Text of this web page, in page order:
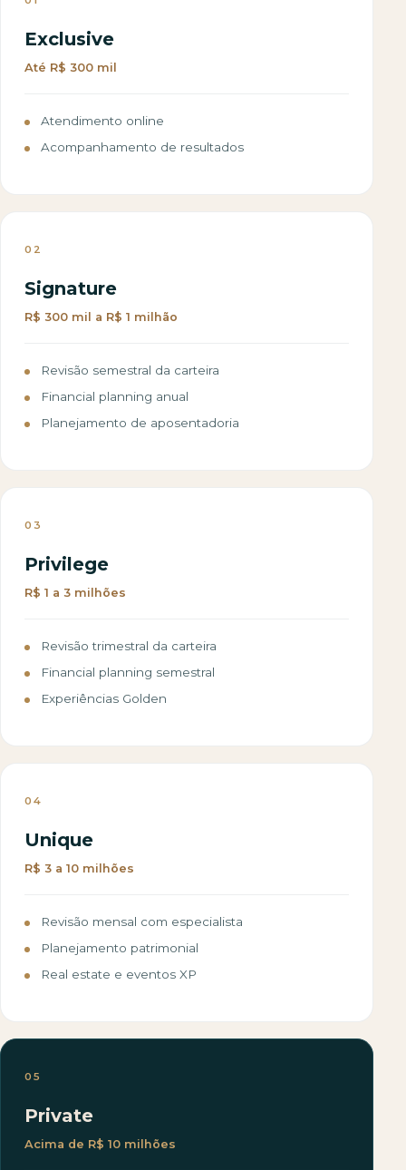
Exclusive
Até R$ 300 mil
Atendimento online
Acompanhamento de resultados
02
Signature
R$ 300 mil a R$ 1 milhão
Revisão semestral da carteira
Financial planning anual
Planejamento de aposentadoria
03
Privilege
R$ 1 a 3 milhões
Revisão trimestral da carteira
Financial planning semestral
Experiências Golden
04
Unique
R$ 3 a 10 milhões
Revisão mensal com especialista
Planejamento patrimonial
Real estate e eventos XP
05
Private
Acima de R$ 10 milhões